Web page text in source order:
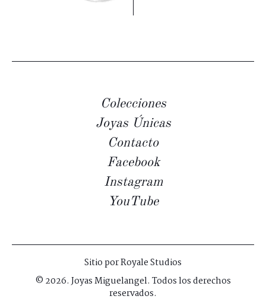
Colecciones
Joyas Únicas
Contacto
Facebook
Instagram
YouTube
Sitio porRoyale Studios
© 2026. Joyas Miguelangel. Todos los derechos
reservados.